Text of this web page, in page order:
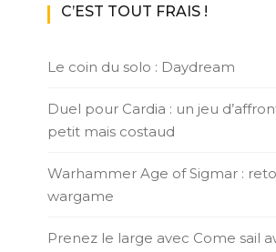
C’EST TOUT FRAIS !
Le coin du solo : Daydream
Duel pour Cardia : un jeu
petit mais costaud
Warhammer Age of Sigmar :
wargame
Prenez le large avec Come sail